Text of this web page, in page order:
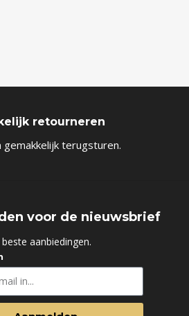
retourneren
gemakkelijk terugsturen.
voor de nieuwsbrief
aanbiedingen.